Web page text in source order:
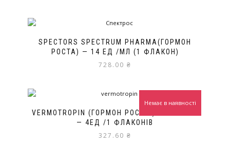
SPECTORS SPECTRUM PHARMA(ГОРМОН
РОСТА) — 14 ЕД /МЛ (1 ФЛАКОН)
728.00 ₴
VERMOTROPIN (ГОРМОН РОСТУ ) VERMODJE
— 4ЕД /1 ФЛАКОНІВ
327.60 ₴
Немає в наявності